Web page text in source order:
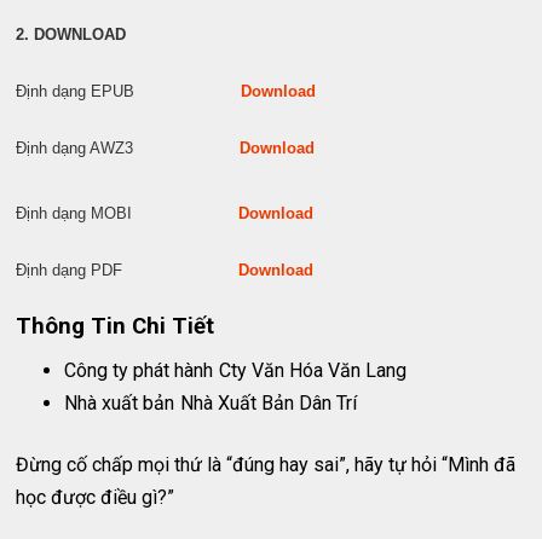
2. DOWNLOAD
Định dạng EPUB Download
Định dạng AWZ3 Download
Định dạng MOBI Download
Định dạng PDF Download
Thông Tin Chi Tiết
Công ty phát hành Cty Văn Hóa Văn Lang
Nhà xuất bản Nhà Xuất Bản Dân Trí
Đừng cố chấp mọi thứ là “đúng hay sai”, hãy tự hỏi “Mình đã
học được điều gì?”